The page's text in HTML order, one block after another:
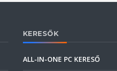
KERESŐK
ALL-IN-ONE PC KERESŐ